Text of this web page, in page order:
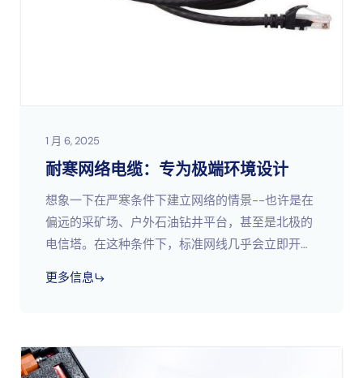
1 月 6, 2025
耐寒网络电缆：专为极端环境设计
想象一下在严寒条件下建立网络的情景--也许是在
偏远的采矿场、户外石油钻井平台，甚至是北极的
电信塔。在这种条件下，标准网线几乎会立即开
则的地方。专为在零度以下的环境中工作而设计；
更多信息